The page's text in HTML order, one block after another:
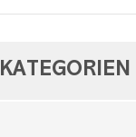
KATEGORIEN